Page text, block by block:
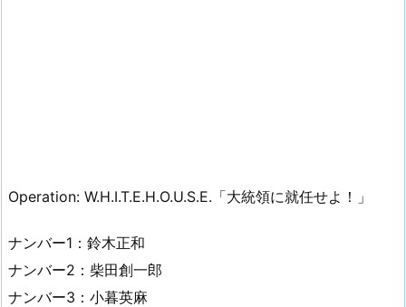
Operation: W.H.I.T.E.H.O.U.S.E.「大統領に就任せよ！」
ナンバー1：鈴木正和
ナンバー2：柴田創一郎
ナンバー3：小暮英麻